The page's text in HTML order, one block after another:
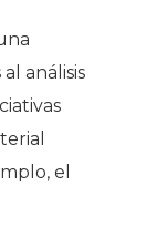
análisis
el